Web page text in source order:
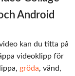
Android
kan du titta på
videoklipp för
gröda, vänd,